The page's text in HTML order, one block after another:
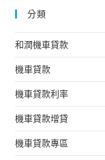
分類
和潤機車貸款
機車貸款
機車貸款利率
機車貸款增貸
機車貸款專區